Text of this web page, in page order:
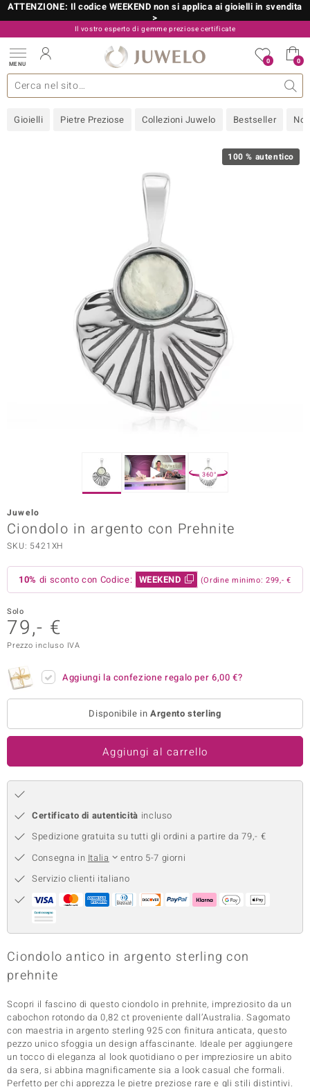
ATTENZIONE: Il codice WEEKEND non si applica ai gioielli in svendita
>
Il vostro esperto di gemme preziose certificate
800 986 787
MENU 0 0
Gioielli Pietre Preziose Collezioni Juwelo Bestseller
gioielli Design Metallo prezioso Misure anelli
più importanti Pietre preziose per colore Pietre preziose
Paraíso
del Boss
Collection
Classics
Informazioni generali Approfondimenti Consigli
Acquistare in diretta Juwelo
100 % autentico
360°
Juwelo
Ciondolo in argento con Prehnite
SKU: 5421XH
10% di sconto con Codice: WEEKEND (Ordine minimo: 299,- €
Solo
79,- €
Prezzo incluso IVA
Aggiungi la confezione regalo per6,00 €?
Disponibile inArgento sterling
Aggiungi al carrello
Certificato di autenticità incluso
Spedizione gratuita su tutti gli ordini a partire da 79,- €
Consegna in Italia
entro 5-7 giorni
Servizio clienti italiano
Ciondolo antico in argento sterling con
prehnite
Scopri il fascino di questo ciondolo in prehnite, impreziosito da un
cabochon rotondo da 0,82 ct proveniente dall’Australia. Sagomato
con maestria in argento sterling 925 con finitura anticata, questo
pezzo unico sfoggia un design affascinante. Ideale per aggiungere
un tocco di eleganza al look quotidiano o per impreziosire un abito
da sera, si abbina magnificamente sia a look casual che formali.
Perfetto per chi apprezza le pietre preziose rare e gli stili distintivi.